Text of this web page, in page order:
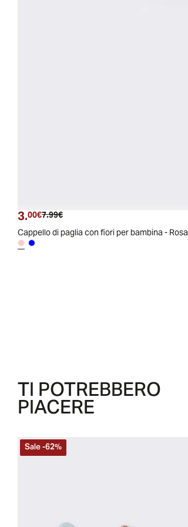
Prezzo attuale
3.00€ Prezzo originale
7.99€
Cappello di paglia con fiori per bambina - Rosa
TI POTREBBERO
PIACERE
Sale-62%